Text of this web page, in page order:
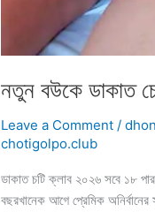
নতুন বউকে ডাকাত
Leave a Comment /
chotigolpo.club
ডাকাত চটি ক্লাব ২০২৬ সবে ১৮
বছরখানেক আগে প্রেমিক